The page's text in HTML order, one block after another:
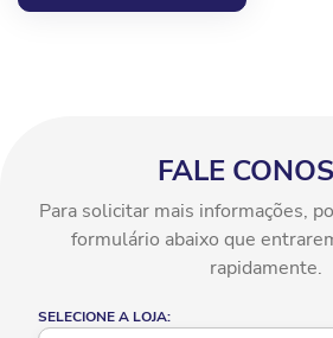
FALE
Para solicitar mais informações,
formulário abaixo que
rapidamente.
SELECIONE A LOJA: